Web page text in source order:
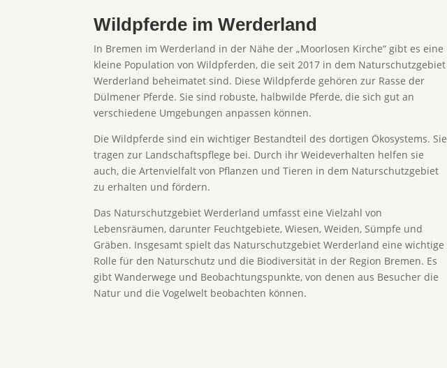
Wildpferde im Werderland
In Bremen im Werderland in der Nähe der „Moorlosen Kirche“ gibt es eine
kleine Population von Wildpferden, die seit 2017 in dem Naturschutzgebiet
Werderland beheimatet sind. Diese Wildpferde gehören zur Rasse der
Dülmener Pferde. Sie sind robuste, halbwilde Pferde, die sich gut an
verschiedene Umgebungen anpassen können.
Die Wildpferde sind ein wichtiger Bestandteil des dortigen Ökosystems. Sie
tragen zur Landschaftspflege bei. Durch ihr Weideverhalten helfen sie
auch, die Artenvielfalt von Pflanzen und Tieren in dem Naturschutzgebiet
zu erhalten und fördern.
Das Naturschutzgebiet Werderland umfasst eine Vielzahl von
Lebensräumen, darunter Feuchtgebiete, Wiesen, Weiden, Sümpfe und
Gräben. Insgesamt spielt das Naturschutzgebiet Werderland eine wichtige
Rolle für den Naturschutz und die Biodiversität in der Region Bremen. Es
gibt Wanderwege und Beobachtungspunkte, von denen aus Besucher die
Natur und die Vogelwelt beobachten können.